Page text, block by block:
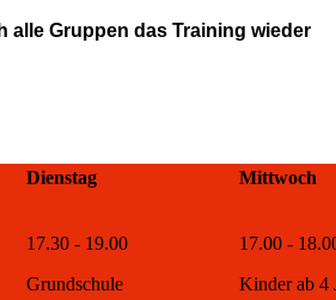
alle Gruppen das Training wieder
Dienstag Mittwoch
17.30 - 19.00
Grundschule
17.00 -
Kinder ab 4